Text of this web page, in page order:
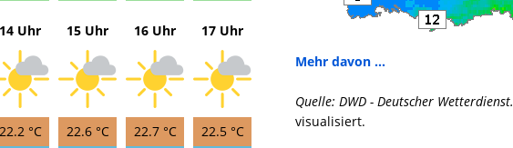
14 Uhr
22.2 °C
15 Uhr
22.6 °C
16 Uhr
22.7 °C
17 Uhr
22.5 °C
Mehr davon ...
Quelle: DWD - Deutscher Wetterdienst.
visualisiert.